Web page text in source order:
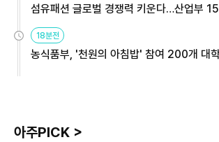
섬유패션 글로벌 경쟁력 키운다…산업부
원
18분전
농식품부, '천원의 아침밥' 참여 200개 대
아주PICK >